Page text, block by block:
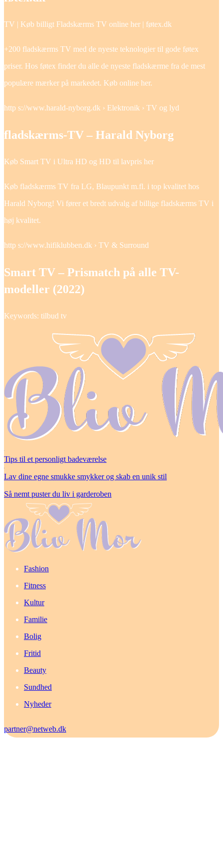
TV | Køb billigt Fladskærms TV online her | føtex.dk
+200 fladskærms TV med de nyeste teknologier til gode føtex
priser. Hos føtex finder du alle de nyeste fladskærme fra de mest
populære mærker på markedet. Køb online her.
http s://www.harald-nyborg.dk › Elektronik › TV og lyd
fladskærms-TV – Harald Nyborg
Køb Smart TV i Ultra HD og HD til lavpris her
Køb fladskærms TV fra LG, Blaupunkt m.fl. i top kvalitet hos
Harald Nyborg! Vi fører et bredt udvalg af billige fladskærms TV i
høj kvalitet.
http s://www.hifiklubben.dk › TV & Surround
Smart TV – Prismatch på alle TV-
modeller (2022)
Keywords: tilbud tv
Tips til et personligt badeværelse
Lav dine egne smukke smykker og skab en unik stil
Så nemt puster du liv i garderoben
Fashion
Fitness
Kultur
Familie
Bolig
Fritid
Beauty
Sundhed
Nyheder
partner@netweb.dk